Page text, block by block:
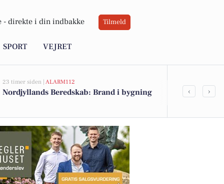
- direkte i din indbakke Tilmeld
SPORT VEJRET
23 timer siden | ALARM112
Nordjyllands Beredskab: Brand i bygning Ildløs i
‹ ›